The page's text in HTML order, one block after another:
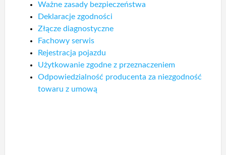
Ważne zasady bezpieczeństwa
Deklaracje zgodności
Złącze diagnostyczne
Fachowy serwis
Rejestracja pojazdu
Użytkowanie zgodne z przeznaczeniem
Odpowiedzialność producenta za niezgodność
towaru z umową